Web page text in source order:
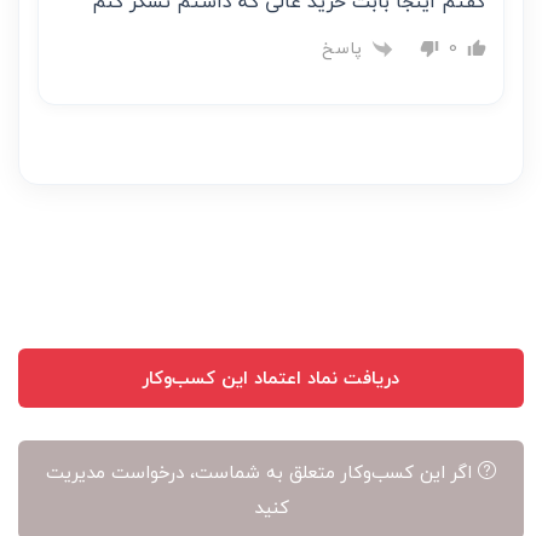
0 پاسخ
دریافت نماد اعتماد این کسب‌وکار
اگر این کسب‌وکار متعلق به شماست، درخواست مدیریت
کنید